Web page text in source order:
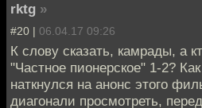
rktg »
#20 | 06.04.17 09:26
К слову сказать, камрады, а
"Частное пионерское" 1-2?
наткнулся на анонс этого
диагонали просмотреть,